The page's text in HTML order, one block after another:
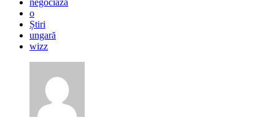
negociază
o
Știri
ungară
wizz